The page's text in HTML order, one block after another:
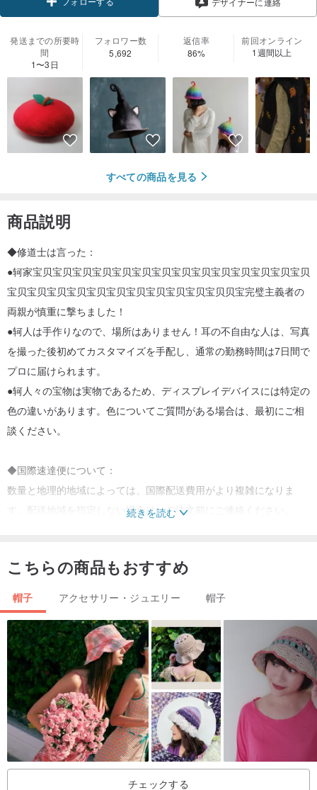
発送までの所要時
間
1〜3日
フォロワー数
5,692
返信率
86%
前回オンライン
1週間以上
すべての商品を見る
商品説明
◆修道士は言った：
●轲家宝贝宝贝宝贝宝贝宝贝宝贝宝贝宝贝宝贝宝贝宝贝宝贝宝贝宝贝
宝贝宝贝宝贝宝贝宝贝宝贝宝贝宝贝宝贝宝贝宝贝贝宝完璧主義者の
両親が慎重に撃ちました！
●轲人は手作りなので、場所はありません！耳の不自由な人は、写真
を撮った後初めてカスタマイズを手配し、通常の勤務時間は7日間で
プロに届けられます。
●轲人々の宝物は実物であるため、ディスプレイデバイスには特定の
色の違いがあります。色についてご質問がある場合は、最初にご相
談ください。
◆国際速達便について：
数量と地理的地域によっては、国際配送費用がより複雑になりま
す。配送地域を指定しない場合は、ご注文前にご連絡ください。
起源中国・X門手作り
続きを読む
こちらの商品もおすすめ
帽子 アクセサリー・ジュエリー 帽子
チェックする